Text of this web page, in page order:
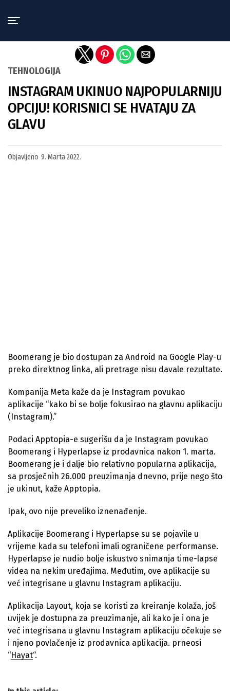
TEHNOLOGIJA
INSTAGRAM UKINUO NAJPOPULARNIJU
OPCIJU! KORISNICI SE HVATAJU ZA
GLAVU
Objavljeno 9. Marta 2022.
Boomerang je bio dostupan za Android na Google Play-u
preko direktnog linka, ali pretrage nisu davale rezultate.
Kompanija Meta kaže da je Instagram povukao
aplikacije “kako bi se bolje fokusirao na glavnu aplikaciju
(Instagram).”
Podaci Apptopia-e sugerišu da je Instagram povukao
Boomerang i Hyperlapse iz prodavnica nakon 1. marta.
Boomerang je i dalje bio relativno popularna aplikacija,
sa prosječnih 26.000 preuzimanja dnevno, prije nego što
je ukinut, kaže Apptopia.
Ipak, ovo nije preveliko iznenađenje.
Aplikacije Boomerang i Hyperlapse su se pojavile u
vrijeme kada su telefoni imali ograničene performanse.
Hyperlapse je nudio bolje iskustvo snimanja time-lapse
videa na nekim uređajima. Međutim, ove aplikacije su
već integrisane u glavnu Instagram aplikaciju.
Aplikacija Layout, koja se koristi za kreiranje kolaža, još
uvijek je dostupna za preuzimanje, ali kako je i ona je
već integrisana u glavnu Instagram aplikaciju očekuje se
i njeno povlačenje iz prodavnica aplikacija. prneosi
“Hayat“.